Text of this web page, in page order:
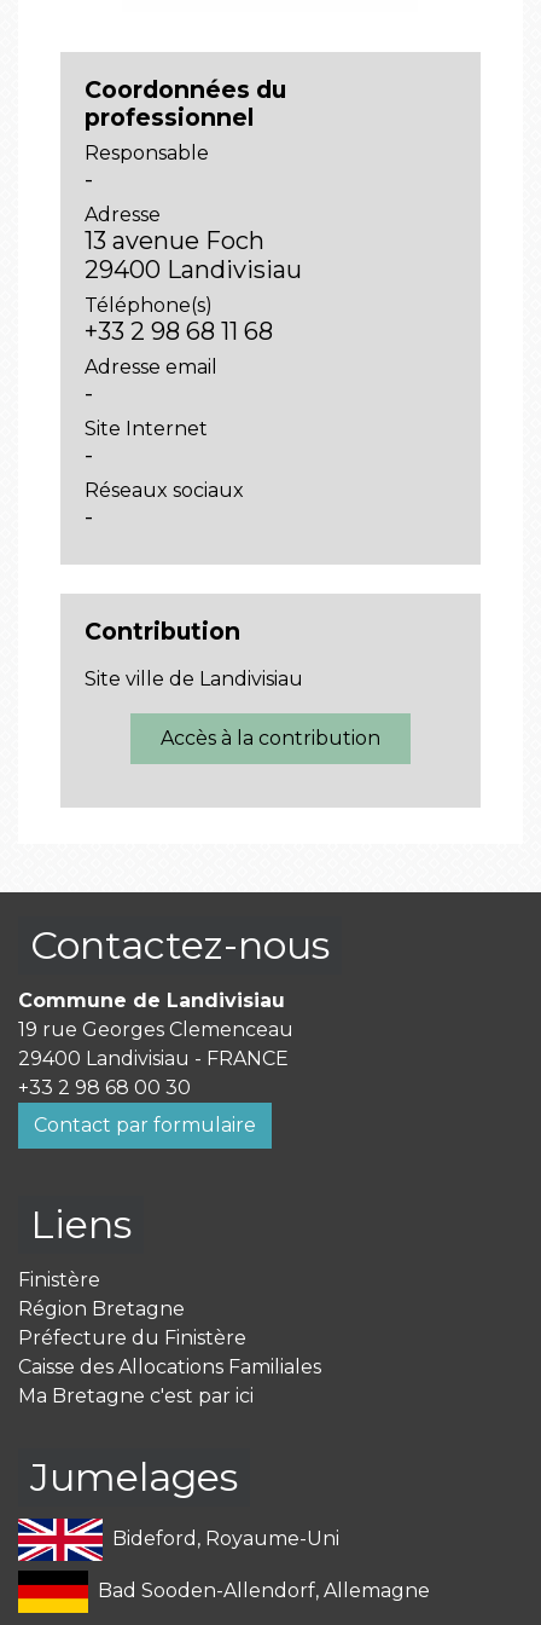
Coordonnées du
professionnel
Responsable
-
Adresse
13 avenue Foch
29400 Landivisiau
Téléphone(s)
+33 2 98 68 11 68
Adresse email
-
Site Internet
-
Réseaux sociaux
-
Contribution
Site ville de Landivisiau
Accès à la contribution
Contactez-nous
Commune de Landivisiau
19 rue Georges Clemenceau
29400 Landivisiau - FRANCE
+33 2 98 68 00 30
Contact par formulaire
Liens
Finistère
Région Bretagne
Préfecture du Finistère
Caisse des Allocations Familiales
Ma Bretagne c'est par ici
Jumelages
Bideford, Royaume-Uni
Bad Sooden-Allendorf, Allemagne